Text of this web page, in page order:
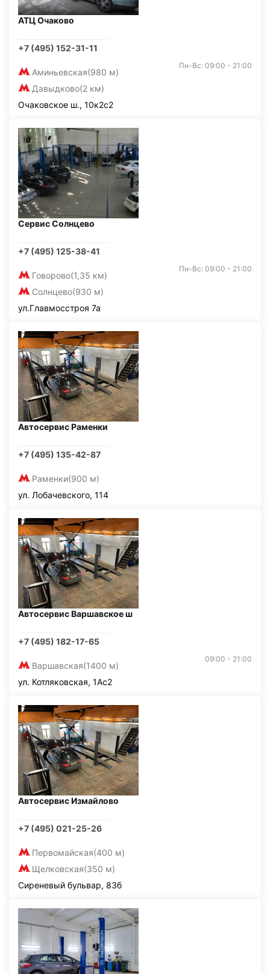
АТЦ Очаково
+7 (495) 152-31-11
Аминьевская(980 м)
Давыдково(2 км)
Пн-Вс: 09:00 - 21:00
Очаковское ш., 10к2с2
Сервис Солнцево
+7 (495) 125-38-41
Говорово(1,35 км)
Солнцево(930 м)
Пн-Вс: 09:00 - 21:00
ул.Главмосстроя 7а
Автосервис Раменки
+7 (495) 135-42-87
Раменки(900 м)
ул. Лобачевского, 114
Автосервис Варшавское ш
+7 (495) 182-17-65
Варшавская(1400 м)
09:00 - 21:00
ул. Котляковская, 1Ас2
Автосервис Измайлово
+7 (495) 021-25-26
Первомайская(400 м)
Щелковская(350 м)
Сиреневый бульвар, 83б